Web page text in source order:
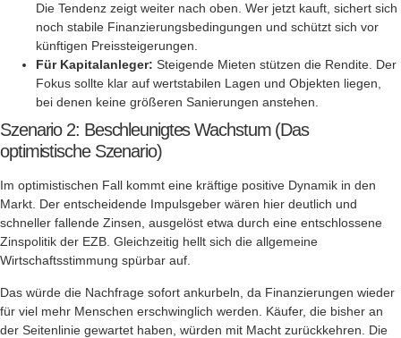
Die Tendenz zeigt weiter nach oben. Wer jetzt kauft, sichert sich
noch stabile Finanzierungsbedingungen und schützt sich vor
künftigen Preissteigerungen.
Für Kapitalanleger: Steigende Mieten stützen die Rendite. Der
Fokus sollte klar auf wertstabilen Lagen und Objekten liegen,
bei denen keine größeren Sanierungen anstehen.
Szenario 2: Beschleunigtes Wachstum (Das
optimistische Szenario)
Im optimistischen Fall kommt eine kräftige positive Dynamik in den
Markt. Der entscheidende Impulsgeber wären hier deutlich und
schneller fallende Zinsen, ausgelöst etwa durch eine entschlossene
Zinspolitik der EZB. Gleichzeitig hellt sich die allgemeine
Wirtschaftsstimmung spürbar auf.
Das würde die Nachfrage sofort ankurbeln, da Finanzierungen wieder
für viel mehr Menschen erschwinglich werden. Käufer, die bisher an
der Seitenlinie gewartet haben, würden mit Macht zurückkehren. Die